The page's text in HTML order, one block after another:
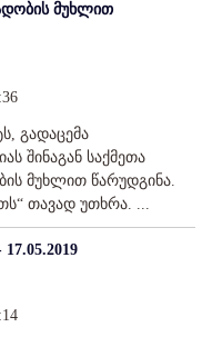
მუხლით
გადაცემა
შინაგან საქმეთა
მუხლით წარუდგინა.
თავად უთხრა. ...